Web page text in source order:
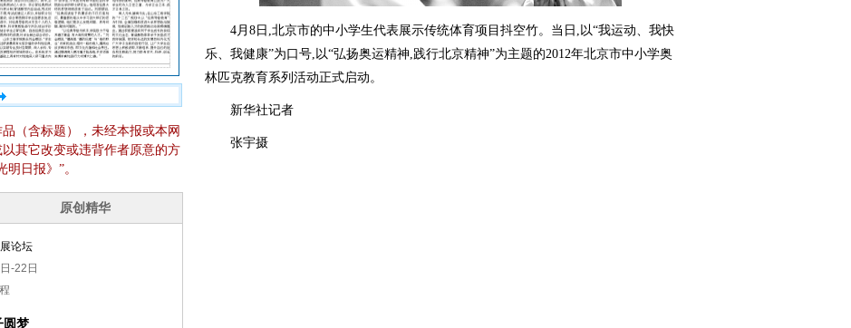
（含标题），未经本报或本网
其它改变或违背作者原意的方
日报》”。
4月8日,北京市的中小学生代表展示传统体育项目抖空竹。当日,以“我运动、我快
乐、我健康”为口号,以“弘扬奥运精神,践行北京精神”为主题的2012年北京市中小学奥
林匹克教育系列活动正式启动。
新华社记者
张宇摄